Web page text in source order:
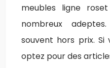
meubles ligne
nombreux
souvent hors prix.
optez pour des